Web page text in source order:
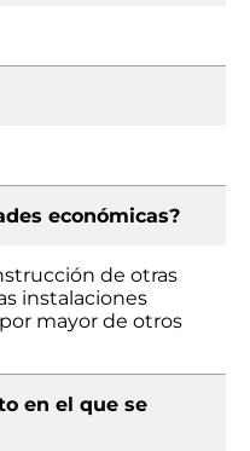
económicas?
de otras
instalaciones
mayor de otros
en el que se